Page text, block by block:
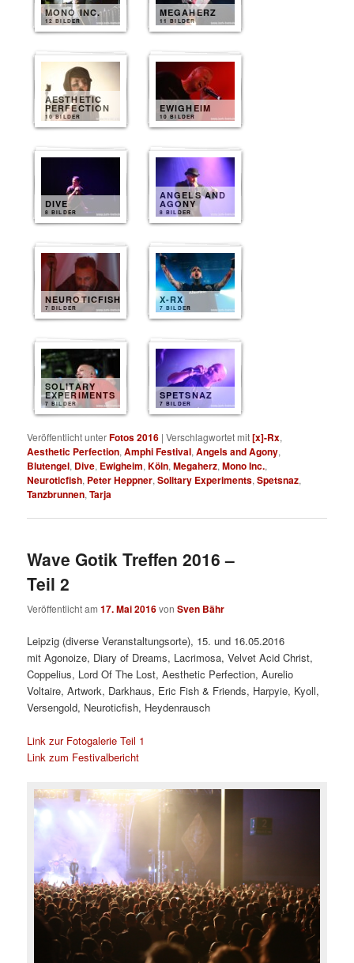
MONO INC.
12 BILDER
MEGAHERZ
11 BILDER
AESTHETIC
PERFECTION
10 BILDER
EWIGHEIM
10 BILDER
DIVE
8 BILDER
ANGELS AND
AGONY
8 BILDER
NEUROTICFISH
7 BILDER
X-RX
7 BILDER
SOLITARY
EXPERIMENTS
7 BILDER
SPETSNAZ
7 BILDER
Veröffentlicht unterFotos 2016 |Verschlagwortet mit[x]-Rx,
Aesthetic Perfection,Amphi Festival,Angels and Agony,
Blutengel, Dive, Ewigheim,Köln,Megaherz,Mono Inc.,
Neuroticfish, Peter Heppner,Solitary Experiments,Spetsnaz,
Tanzbrunnen,Tarja
Wave Gotik Treffen 2016 –
Teil 2
Veröffentlicht am17. Mai 2016vonSven Bähr
Leipzig (diverse Veranstaltungsorte), 15. und 16.05.2016
mitAgonoize, Diary of Dreams, Lacrimosa, Velvet Acid Christ,
Coppelius, Lord Of The Lost, Aesthetic Perfection, Aurelio
Voltaire, Artwork, Darkhaus, Eric Fish & Friends, Harpyie, Kyoll,
Versengold, Neuroticfish, Heydenrausch
Link zur Fotogalerie Teil 1
Link zum Festivalbericht